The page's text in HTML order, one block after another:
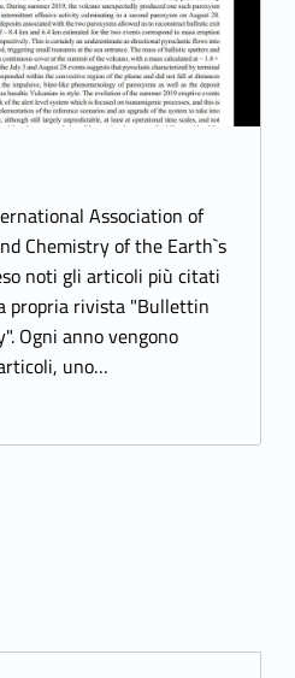
Association of
Chemistry of the Earth`s
noti gli articoli più citati
propria rivista "Bullettin
Ogni anno vengono
uno…